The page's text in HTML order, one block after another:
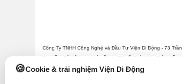
Cookie & trải nghiệm Viện Di Động
Công Ty TNHH Công Nghệ và Đầu Tư Viện Di Động - 73
Nơi cấp: Sở kế hoạch và đầu tư TP Hồ Chí Minh. Giám đốc:
Viện Di Động.